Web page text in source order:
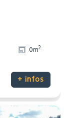
0m2
+ infos